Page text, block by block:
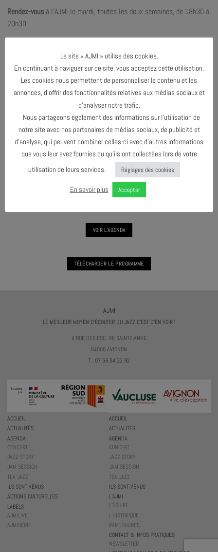
Rendez-vous à l’AJMi le mardi, toutes les deux semaines, de 18h30 à
20h30.
PARTAGER & COMMENTER
MASTERCLASS #3 - ANDY EMLER
VOIR L'AGENDA
TÉLÉCHARGER LE PROGRAMME
AJMI
LE MEILLEUR MOYEN D'ÉCOUTER DU JAZZ C'EST D'EN VOIR !
4 RUE DES ESC. DE SAINTE-ANNE
84000 AVIGNON
T. 07 59 54 22 92
ACCUEIL
ACTUALITÉS
AGENDA
CONCERT
JAZZ STORY
JAM SESSION
TEA JAZZ
ILS SONT VENUS
ACCUEIL
ACTUALITÉS
AGENDA
CONCERT
JAZZ STORY
JAM SESSION
TEA JAZZ
ILS SONT VENUS
ACTIONS CULTURELLES
LABELS
AJMILIVE
AJMISÉRIE
L’AJMI
L’ÉQUIPE
L’HISTORIQUE
PARTENAIRES
CONTACT & INFOS PRATIQUES
NEWSLETTER
Le site « AJMI » utilise des cookies.
En continuant à naviguer sur ce site, vous acceptez cette utilisation.
Les cookies nous permettent de personnaliser le contenu et les
annonces, d’offrir des fonctionnalités relatives aux médias sociaux et
d’analyser notre trafic.
Nous partageons également des informations sur l’utilisation de
notre site avec nos partenaires de médias sociaux, de publicité et
d’analyse, qui peuvent combiner celles-ci avec d’autres informations
que vous leur avez fournies ou qu’ils ont collectées lors de votre
utilisation de leurs services.
Réglages des cookies
En savoir plus Accepter